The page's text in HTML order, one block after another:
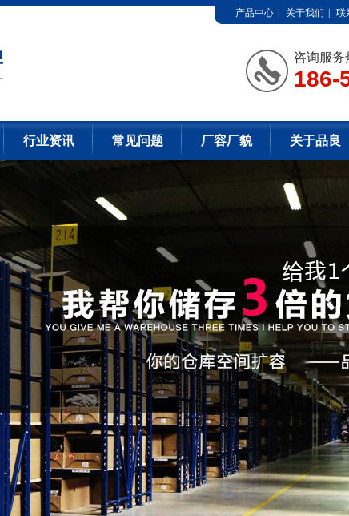
产品中心 关于我们 联
咨询服务
186-
行业资讯 常见问题 厂容厂貌 关于品良